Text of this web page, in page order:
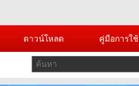
ดาวน์โหลด คู่มือการใช้